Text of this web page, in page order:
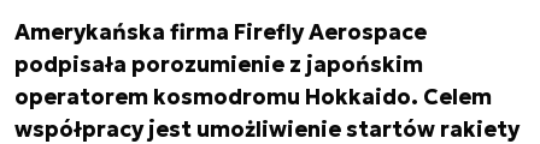
Amerykańska firma Firefly Aerospace
podpisała porozumienie z japońskim
operatorem kosmodromu Hokkaido. Celem
współpracy jest umożliwienie startów rakiety